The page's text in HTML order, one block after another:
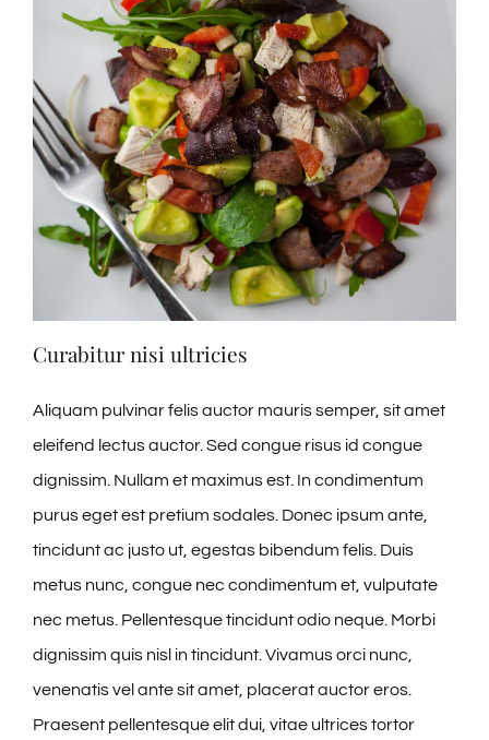
Curabitur nisi ultricies
Aliquam pulvinar felis auctor mauris semper, sit amet
eleifend lectus auctor. Sed congue risus id congue
dignissim. Nullam et maximus est. In condimentum
purus eget est pretium sodales. Donec ipsum ante,
tincidunt ac justo ut, egestas bibendum felis. Duis
metus nunc, congue nec condimentum et, vulputate
nec metus. Pellentesque tincidunt odio neque. Morbi
dignissim quis nisl in tincidunt. Vivamus orci nunc,
venenatis vel ante sit amet, placerat auctor eros.
Praesent pellentesque elit dui, vitae ultrices tortor